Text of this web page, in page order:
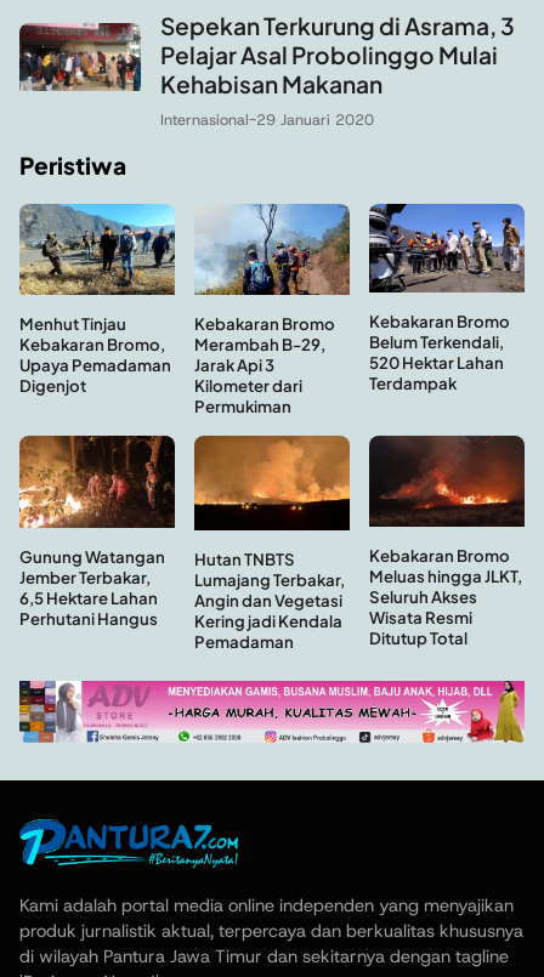
Sepekan Terkurung di Asrama, 3
Pelajar Asal Probolinggo Mulai
Kehabisan Makanan
Internasional-29 Januari 2020
Peristiwa
Menhut Tinjau
Kebakaran Bromo,
Upaya Pemadaman
Digenjot
Kebakaran Bromo
Merambah B-29,
Jarak Api 3
Kilometer dari
Permukiman
Kebakaran Bromo
Belum Terkendali,
520 Hektar Lahan
Terdampak
Gunung Watangan
Jember Terbakar,
6,5 Hektare Lahan
Perhutani Hangus
Hutan TNBTS
Lumajang Terbakar,
Angin dan Vegetasi
Kering jadi Kendala
Pemadaman
Kebakaran Bromo
Meluas hingga JLKT,
Seluruh Akses
Wisata Resmi
Ditutup Total
Kami adalah portal media online independen yang menyajikan
produk jurnalistik aktual, terpercaya dan berkualitas khususnya
di wilayah Pantura Jawa Timur dan sekitarnya dengan tagline